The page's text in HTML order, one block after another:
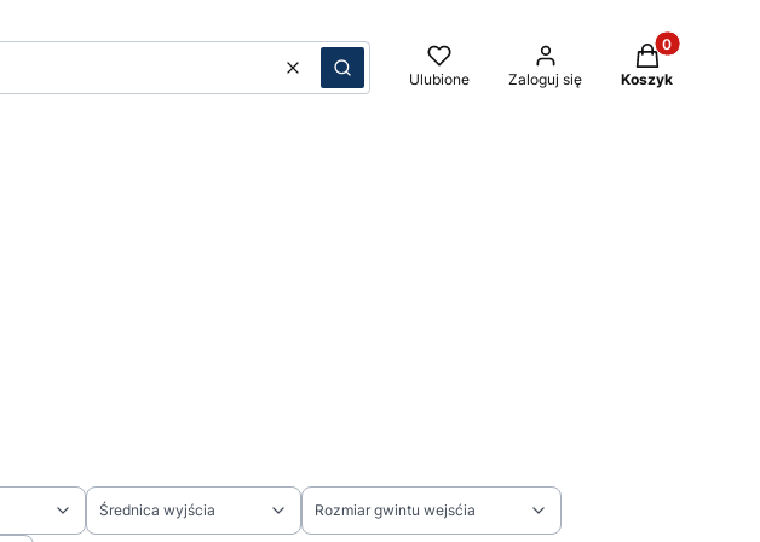
WyczyśćSzukaj Ulubione Zaloguj się
Produkty w
Koszyk
Średnica wyjścia Rozmiar gwintu wejsćia